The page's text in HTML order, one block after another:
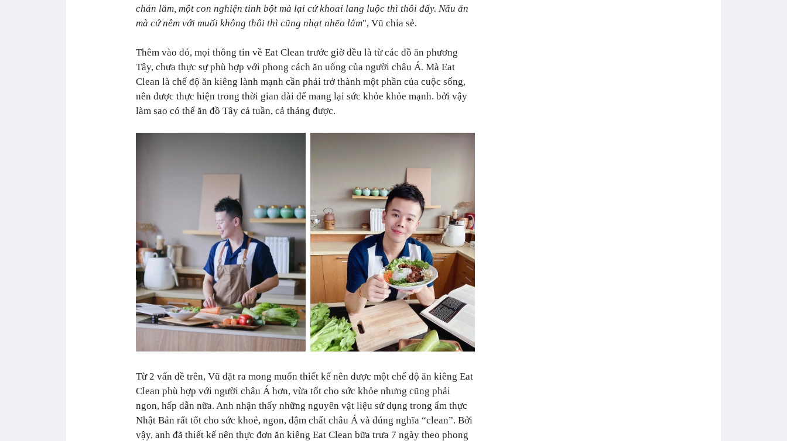
chán lắm, một con nghiện tinh bột mà lại cứ khoai lang luộc thì thôi đấy. Nấu ăn
mà cứ nêm với muối không thôi thì cũng nhạt nhẽo lắm", Vũ chia sẻ.
Thêm vào đó, mọi thông tin về Eat Clean trước giờ đều là từ các đồ ăn phương
Tây, chưa thực sự phù hợp với phong cách ăn uống của người châu Á. Mà Eat
Clean là chế độ ăn kiêng lành mạnh cần phải trở thành một phần của cuộc sống,
nên được thực hiện trong thời gian dài để mang lại sức khỏe khỏe mạnh. bởi vậy
làm sao có thể ăn đồ Tây cả tuần, cả tháng được.
Từ 2 vấn đề trên, Vũ đặt ra mong muốn thiết kế nên được một chế độ ăn kiêng Eat
Clean phù hợp với người châu Á hơn, vừa tốt cho sức khỏe nhưng cũng phải
ngon, hấp dẫn nữa. Anh nhận thấy những nguyên vật liệu sử dụng trong ẩm thực
Nhật Bản rất tốt cho sức khoẻ, ngon, đậm chất châu Á và đúng nghĩa “clean”. Bởi
vậy, anh đã thiết kế nên thực đơn ăn kiêng Eat Clean bữa trưa 7 ngày theo phong